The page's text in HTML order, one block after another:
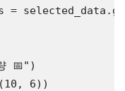
=
📅" )
6))